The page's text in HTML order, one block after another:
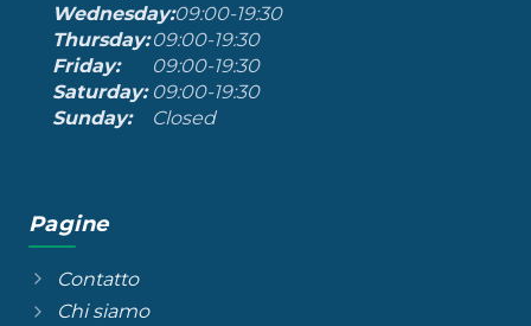
Wednesday:09:00-19:30
Thursday: 09:00-19:30
Friday:
09:00-19:30
Saturday: 09:00-19:30
Sunday:
Closed
Pagine
Contatto
Chi siamo